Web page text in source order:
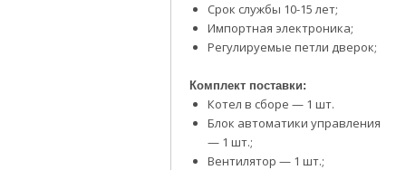
Срок службы 10-15 лет;
Импортная электроника;
Регулируемые петли дверок;
Комплект поставки:
Котел в сборе — 1 шт.
Блок автоматики управления
— 1 шт.;
Вентилятор — 1 шт.;